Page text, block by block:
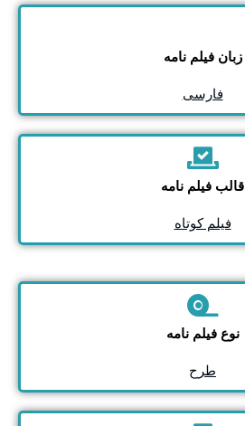
زبان فیلم نامه
فارسی
قالب فیلم نامه
فیلم کوتاه
نوع فیلم نامه
طرح